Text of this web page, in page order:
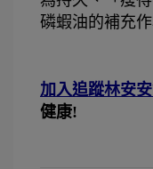
磷蝦油的補充
加入追蹤林安
健康!